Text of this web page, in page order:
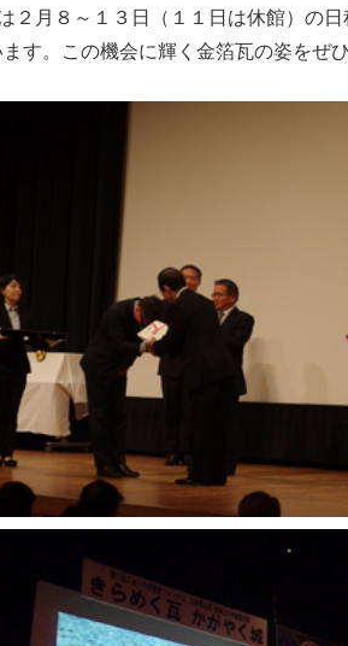
月８～１３日（１１日は休館）の
す。この機会に輝く金箔瓦の姿をぜ